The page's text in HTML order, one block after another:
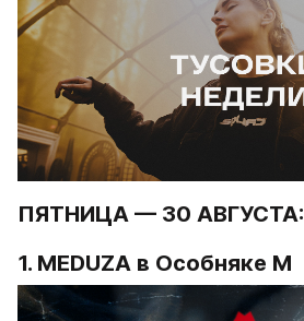
ПЯТНИЦА — 30 АВГУСТА:
1. MEDUZA в Особняке М